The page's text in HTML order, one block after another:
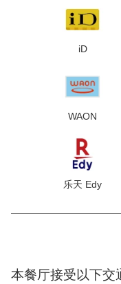
iD
WAON
乐天 Edy
本餐厅接受以下交